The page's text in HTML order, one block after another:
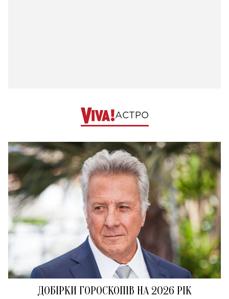
АСТРО
ДОБІРКИ ГОРОСКОПІВ НА 2026 РІК